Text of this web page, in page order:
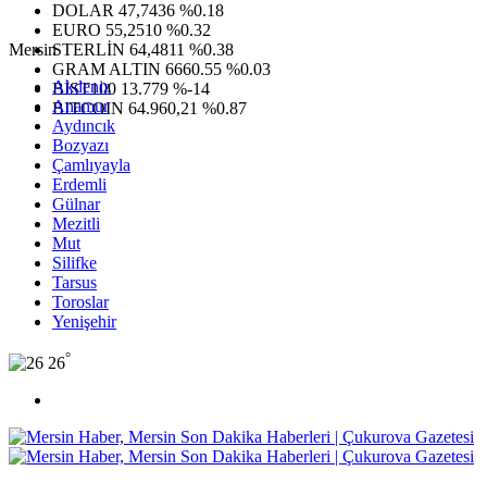
DOLAR 47,7436 %0.18
EURO 55,2510 %0.32
STERLİN 64,4811 %0.38
GRAM ALTIN 6660.55 %0.03
BİST100 13.779 %-14
BITCOIN 64.960,21 %0.87
Mersin
Akdeniz
Anamur
Aydıncık
Bozyazı
Çamlıyayla
Erdemli
Gülnar
Mezitli
Mut
Silifke
Tarsus
Toroslar
Yenişehir
26°